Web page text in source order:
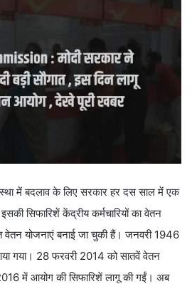
में बदलाव के लिए सरकार हर दस साल में एक
सिफारिशें केंद्रीय कर्मचारियों का वेतन
वेतन योजनाएं बनाई जा चुकी हैं। जनवरी 1946
गया। 28 फरवरी 2014 को सातवें वेतन
में आयोग की सिफारिशें लागू की गईं। अब